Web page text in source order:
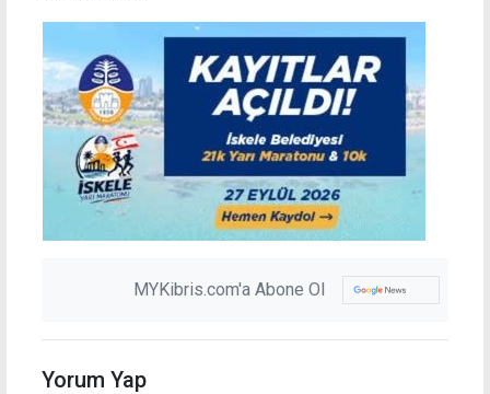
MYKibris.com'a Abone Ol
Yorum Yap